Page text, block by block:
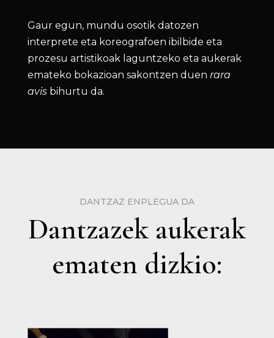
Gaur egun, mundu osotik datozen
interprete eta koreografoen ibilbide eta
prozesu artistikoak laguntzeko eta aukerak
emateko bokazioan sakontzen duen rara
avisbihurtu da.
DANTZAZ ENPLEGUA DA
Dantzazek aukerak
ematen dizkio: